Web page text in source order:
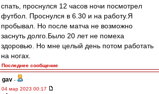
спать, проснулся 12 часов ночи посмотрел
футбол. Проснулся в 6.30 и на работу.Я
пробывал. Но после матча не возможно
заснуть долго.Было 20 лет не помеха
здоровью. Но мне целый день потом работать
на ногах.
Последнее сообщение
gav -
04 мар 2023 00:17